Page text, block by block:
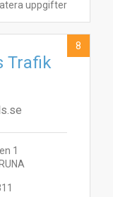
uppgifter
Trafik
1
8